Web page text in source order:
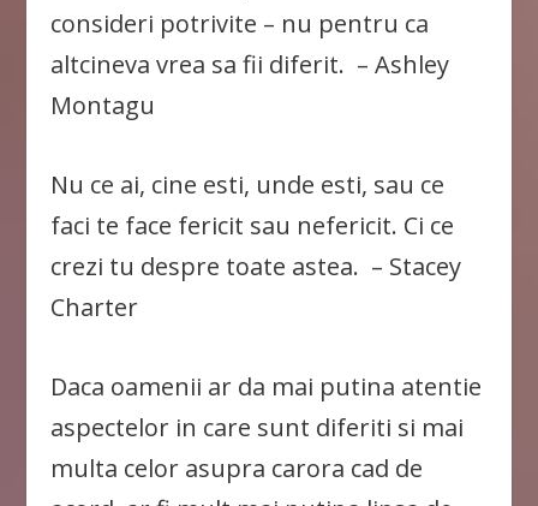
consideri potrivite – nu pentru ca
altcineva vrea sa fii diferit. – Ashley
Montagu
Nu ce ai, cine esti, unde esti, sau ce
faci te face fericit sau nefericit. Ci ce
crezi tu despre toate astea. – Stacey
Charter
Daca oamenii ar da mai putina atentie
aspectelor in care sunt diferiti si mai
multa celor asupra carora cad de